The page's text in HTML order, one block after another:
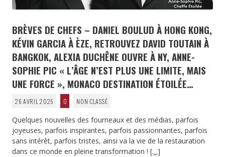
BRÈVES DE CHEFS – DANIEL BOULUD À HONG KONG,
KÉVIN GARCIA À ÈZE, RETROUVEZ DAVID TOUTAIN À
BANGKOK, ALEXIA DUCHÊNE OUVRE À NY, ANNE-
SOPHIE PIC « L’ÂGE N’EST PLUS UNE LIMITE, MAIS
UNE FORCE », MONACO DESTINATION ÉTOILÉE…
26 AVRIL 2025 0 NON CLASSÉ
Quelques nouvelles des fourneaux et des médias, parfois
joyeuses, parfois inspirantes, parfois passionnantes, parfois
sans intérêt, parfois tristes, ainsi va la vie de la restauration
dans ce monde en pleine transformation ! […]